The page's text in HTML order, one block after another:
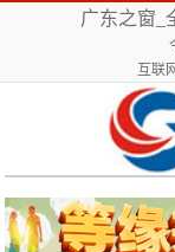
广东之窗_
互联